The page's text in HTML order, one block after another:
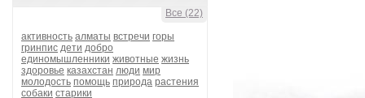
Все (22)
активность алматы встречи горы
гринпис дети добро
единомышленники животные жизнь
здоровье казахстан люди мир
молодость помощь природа растения
собаки старики